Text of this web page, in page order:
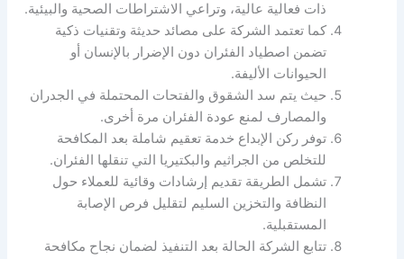
ذات فعالية عالية، وتراعي الاشتراطات الصحية والبيئية.
كما تعتمد الشركة على مصائد حديثة وتقنيات ذكية
تضمن اصطياد الفئران دون الإضرار بالإنسان أو
الحيوانات الأليفة.
حيث يتم سد الشقوق والفتحات المحتملة في الجدران
والمصارف لمنع عودة الفئران مرة أخرى.
توفر ركن الإبداع خدمة تعقيم شاملة بعد المكافحة
للتخلص من الجراثيم والبكتيريا التي تنقلها الفئران.
تشمل الطريقة تقديم إرشادات وقائية للعملاء حول
النظافة والتخزين السليم لتقليل فرص الإصابة
المستقبلية.
تتابع الشركة الحالة بعد التنفيذ لضمان نجاح مكافحة